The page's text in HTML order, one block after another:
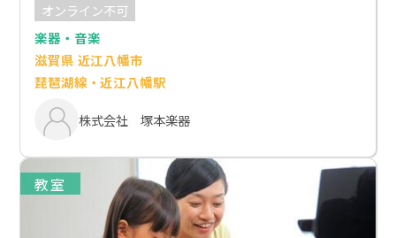
オンライン不可
楽器・音楽
滋賀県 近江八幡市
琵琶湖線・近江八幡駅
株式会社 塚本楽器
教室